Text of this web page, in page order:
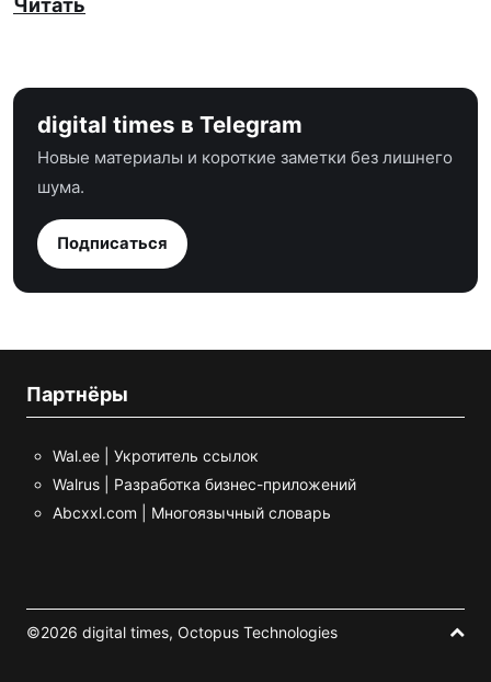
digital times в Telegram
Новые материалы и короткие заметки без лишнего
шума.
Подписаться
Партнёры
Wal.ee | Укротитель ссылок
Walrus | Разработка бизнес-приложений
Abcxxl.com | Многоязычный словарь
©2026 digital times, Octopus Technologies